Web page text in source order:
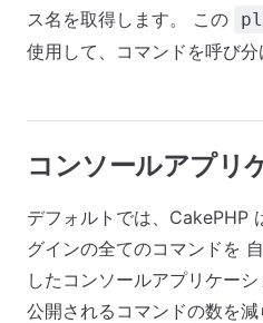
ス名を取得します。 この
使用して、コマンドを呼び分
コンソールアプリ
デフォルトでは、CakePHP
グインの全てのコマンドを
したコンソールアプリケーシ
公開されるコマンドの数を減